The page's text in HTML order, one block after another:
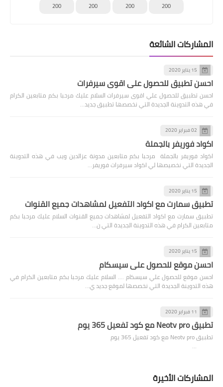
200
200
200
200
المشاركات الشائعة
15 يناير 2020
احسن تطبيق للحصول علي اقوى سيرفرات
احسن تطبيق للحصول علي اقوى سيرفرات السلام عليك مرحبا بكم متابعين الكرام
في هذه التدوينة الجديدة التي نخصصها تطبيق جديد…
02 فبراير 2020
اكواد فوريفر بالجملة
اكواد فوريفر بالجملة مرحبا بكم متابعين مدونة عزالدين ويب في هذه التدوينة
الجديدة التي نخصيصها لي اكواد سيرفرات فوريفر…
15 يناير 2020
تطبيق سمارت مع اكواد التفعيل لمشاهدات جميع القنوات
تطبيق سمارت مع اكواد التفعيل لمشاهدات جميع القنوات السلام عليك مرحبا بكم
متابعين الكرام في هذه التدوينة الجديدة التي ن…
15 يناير 2020
احسن موقع للحصول علي سيسكام
احسن موقع للحصول علي سيسكام .... السلام عليك مرحبا بكم متابعين الكرام في
هذه التدوينة الجديدة التي نخصصها لموقع جديد ي…
11 فبراير 2020
تطبيق Neotv pro مع كود تفعيل 365 يوم
تطبيق Neotv pro مع كود تفعيل 365 يوم
…
المشاركات الأخيرة